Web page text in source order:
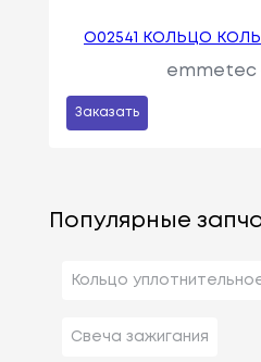
O02541 КОЛЬЦО
emmetec
Заказать
Популярные
Кольцо
Свеча зажигания